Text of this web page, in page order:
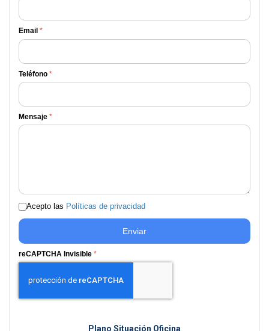
Email *
Teléfono *
Mensaje *
Acepto las Políticas de privacidad
Enviar
reCAPTCHA Invisible *
Plano Situación Oficina